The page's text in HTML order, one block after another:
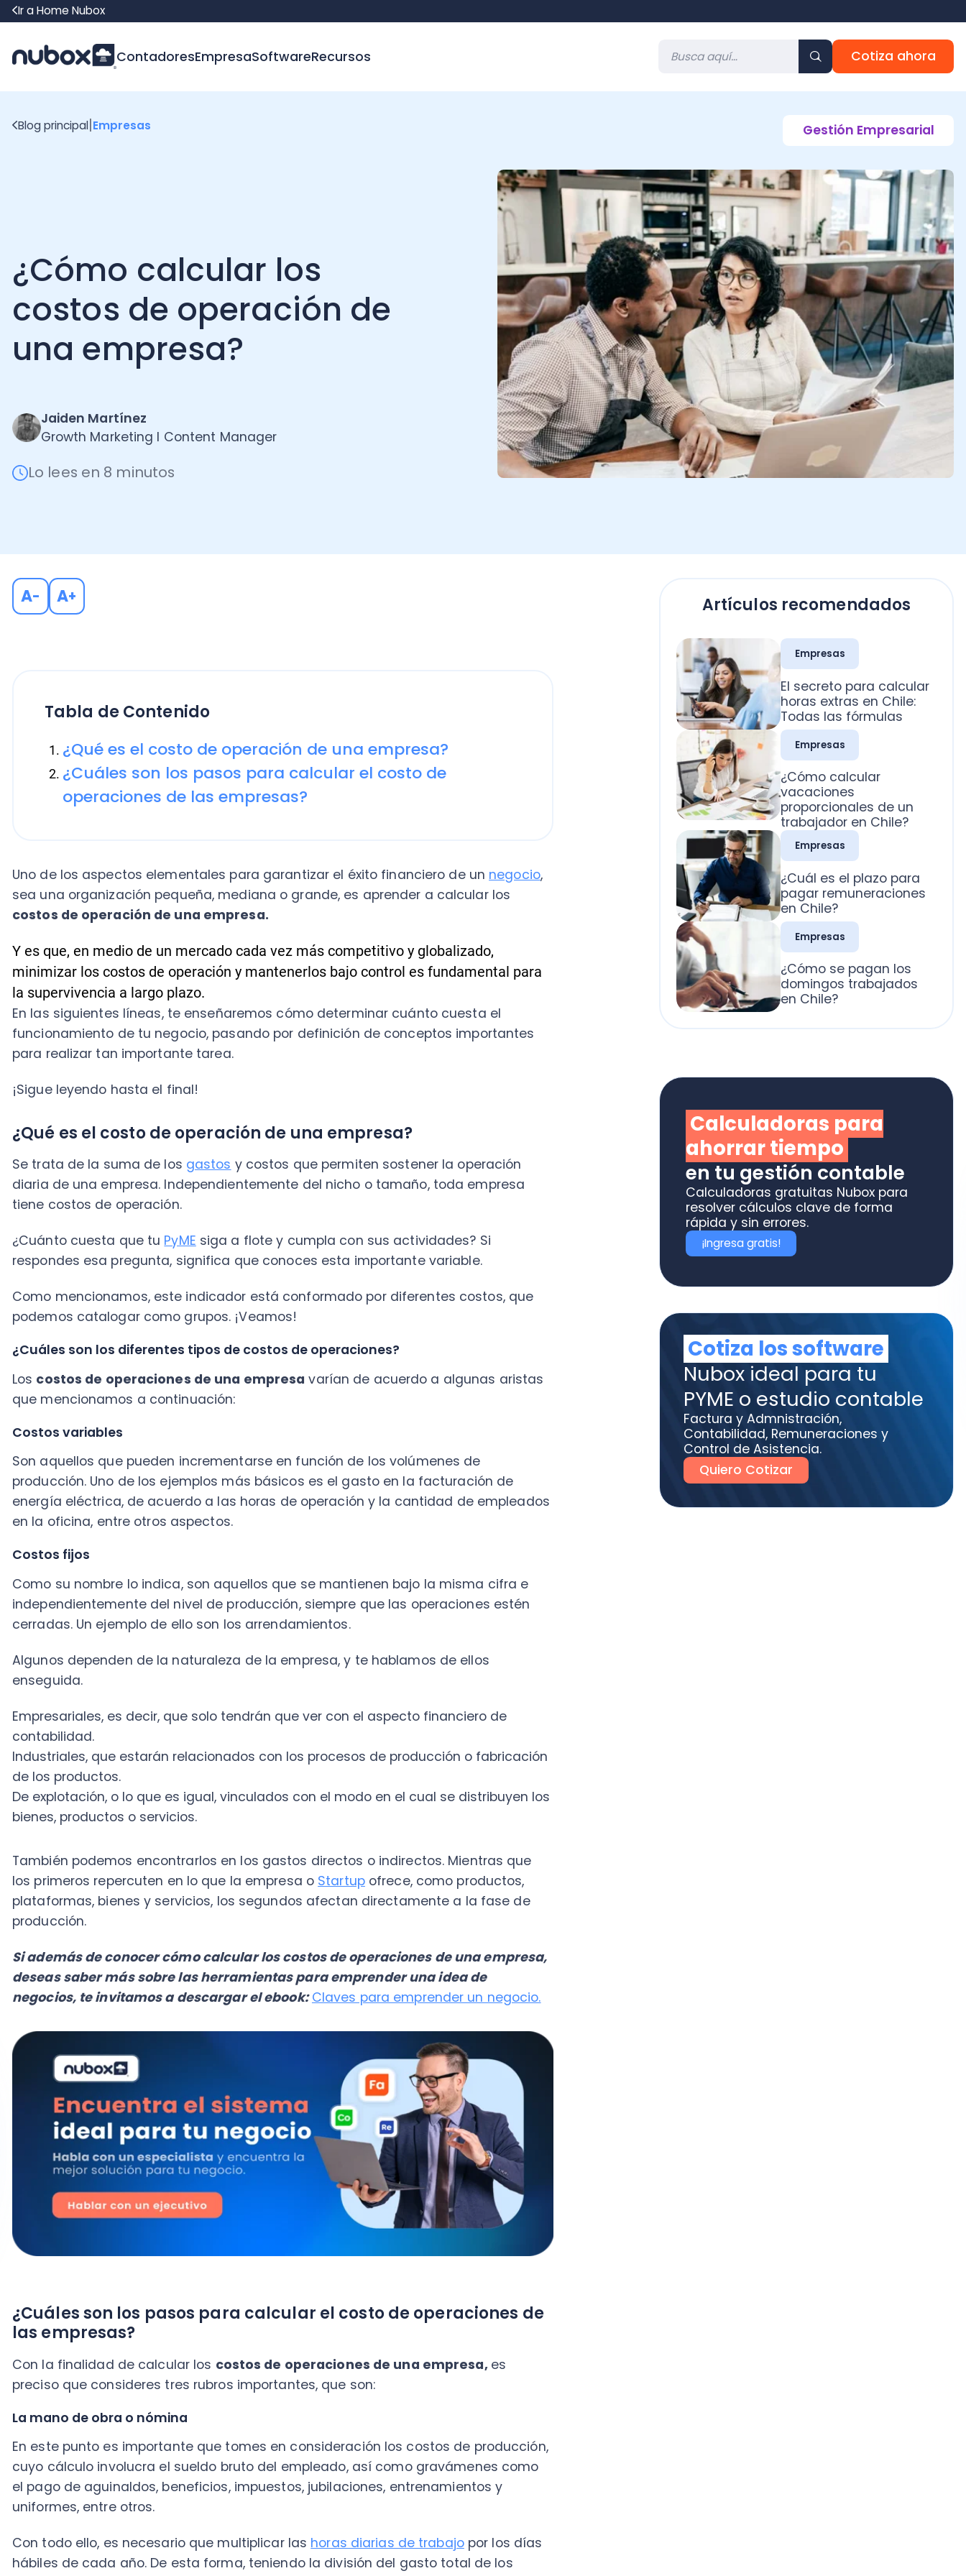
Ir a Home Nubox
ContadoresEmpresaSoftwareRecursos Cotiza ahora
¿Cómo calcular los
costos de operación de
una empresa?
Lo lees en 8 minutos
Gestión Empresarial
¿Cuáles son los pasos para calcular el costo de
operaciones de las empresas?
Uno de los aspectos elementales para garantizar el éxito financiero de un
minimizar los costos de operación y mantenerlos bajo control es fundamental para
la supervivencia a largo plazo.
En las siguientes líneas, te enseñaremos cómo determinar cuánto cuesta el
para realizar tan importante tarea.
¡Sigue leyendo hasta el final!
¿Qué es el costo de operación de una empresa?
Se trata de la suma de losgastosy costos que permiten sostener la operación
tiene costos de operación.
¿Cuánto cuesta que tu PyMEsiga a flote y cumpla con sus actividades? Si
respondes esa pregunta, significa que conoces esta importante variable.
Como mencionamos, este indicador está conformado por diferentes costos, que
podemos catalogar como grupos. ¡Veamos!
costos de operaciones de una empresa varían de acuerdo a algunas aristas
que mencionamos a continuación:
Costos variables
Son aquellos que pueden incrementarse en función de los volúmenes de
producción. Uno de los ejemplos más básicos es el gasto en la facturación de
en la oficina, entre otros aspectos.
Como su nombre lo indica, son aquellos que se mantienen bajo la misma cifra e
independientemente del nivel de producción, siempre que las operaciones estén
cerradas. Un ejemplo de ello son los arrendamientos.
Algunos dependen de la naturaleza de la empresa, y te hablamos de ellos
enseguida.
Empresariales, es decir, que solo tendrán que ver con el aspecto financiero de
contabilidad.
Industriales, que estarán relacionados con los procesos de producción o fabricación
de los productos.
De explotación, o lo que es igual, vinculados con el modo en el cual se distribuyen los
bienes, productos o servicios.
También podemos encontrarlos en los gastos directos o indirectos. Mientras que
los primeros repercuten en lo que la empresa o Startupofrece, como productos,
plataformas, bienes y servicios, los segundos afectan directamente a la fase de
producción.
Si además de conocer cómo calcular los costos de operaciones de una empresa,
deseas saber más sobre las herramientas para emprender una idea de
negocios, te invitamos a descargar el ebook:
¿Cuáles son los pasos para calcular el costo de operaciones de
las empresas?
Con la finalidad de calcular los costos de operaciones de una empresa,es
preciso que consideres tres rubros importantes, que son:
La mano de obra o nómina
En este punto es importante que tomes en consideración los costos de producción,
cuyo cálculo involucra el sueldo bruto del empleado, así como gravámenes como
el pago de aguinaldos, beneficios, impuestos, jubilaciones, entrenamientos y
Con todo ello, es necesario que multiplicar lashoras diarias de trabajopor los días
hábiles de cada año. De esta forma, teniendo la división del gasto total de los
trabajo.
Costo de los materiales o elementos técnicos
Si se trata de manufactura, hablamos de manera prima y maquinarias. Si es una
empresa retail o de otro giro, esto abarca todo elemento que permite atender la
demanda técnica de tu nicho, como softwares y diferentes dispositivos.
En estos tiempos de transformación digital, la arista técnica cobra una importancia
especial dentro de los costos de operación, a tal punto que, en muchos casos, su
Mantenimiento y gestión
Artículos recomendados
Empresas
horas extras en Chile:
Todas las fórmulas
Empresas
¿Cómo calcular
vacaciones
proporcionales de un
trabajador en Chile?
Empresas
¿Cuál es el plazo para
pagar remuneraciones
Empresas
¿Cómo se pagan los
domingos trabajados
en Chile?
Calculadoras gratuitas Nubox para
resolver cálculos clave de forma
rápida y sin errores.
¡Ingresa gratis!
Cotiza los software
Nubox ideal para tu
PYME o estudio contable
Factura y Admnistración,
Control de Asistencia.
Quiero Cotizar